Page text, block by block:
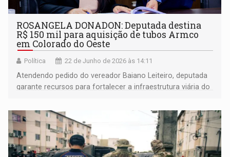
ROSANGELA DONADON: Deputada destina
R$ 150 mil para aquisição de tubos Armco
em Colorado do Oeste
Política 22 de Junho de 2026 às 14:11
Atendendo pedido do vereador Baiano Leiteiro, deputada
garante recursos para fortalecer a infraestrutura viária do